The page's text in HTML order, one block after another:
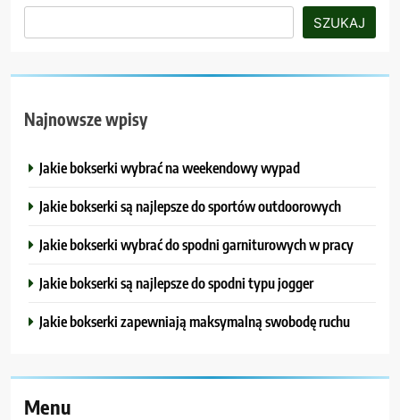
SZUKAJ
Najnowsze wpisy
Jakie bokserki wybrać na weekendowy wypad
Jakie bokserki są najlepsze do sportów outdoorowych
Jakie bokserki wybrać do spodni garniturowych w pracy
Jakie bokserki są najlepsze do spodni typu jogger
Jakie bokserki zapewniają maksymalną swobodę ruchu
Menu